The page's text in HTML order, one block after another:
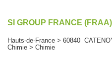
SI GROUP FRANCE
Hauts-de-France > 60840
Chimie > Chimie